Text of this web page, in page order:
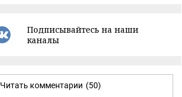
Подписывайтесь на наши
каналы
Читать комментарии (50)